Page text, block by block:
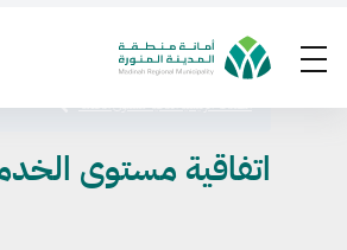
الصفحة الرئيسيةاتفاقية مستوى الخدمة
اتفاقية مستوى